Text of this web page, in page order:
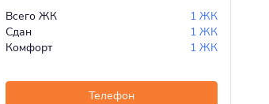
Всего ЖК
1 ЖК
Сдан
1 ЖК
Комфорт
1 ЖК
Телефон